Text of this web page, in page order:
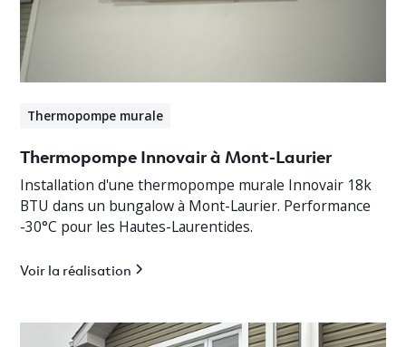
Thermopompe murale
Thermopompe Innovair à Mont-Laurier
Installation d'une thermopompe murale Innovair 18k
BTU dans un bungalow à Mont-Laurier. Performance
-30°C pour les Hautes-Laurentides.
Voir la réalisation